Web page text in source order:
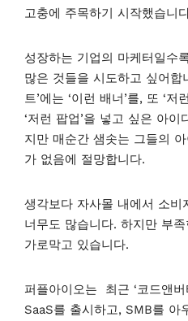
고충에 주목하기 시작했습니
성장하는 기업의 마케터일수
많은 것들을 시도하고 싶어합
트’에는 ‘이런 배너’를, 또 ‘
‘저런 팝업’을 넣고 싶은 아
지만 매순간 샘솟는 그들의
가 없음에 절망합니다.
생각보다 자사몰 내에서 소
너무도 많습니다. 하지만 부
가로막고 있습니다.
퍼플아이오는 최근 ‘코드앤
SaaS를 출시하고, SMB를 아